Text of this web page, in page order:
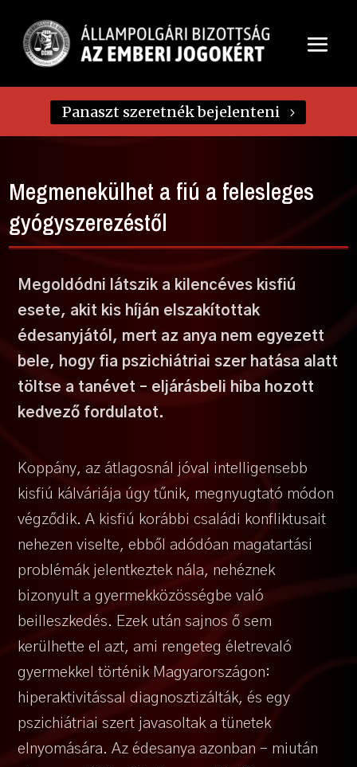
Panaszt szeretnék bejelenteni
Megmenekülhet a fiú a felesleges
gyógyszerezéstől
Megoldódni látszik a kilencéves kisfiú
esete, akit kis híján elszakítottak
édesanyjától, mert az anya nem egyezett
bele, hogy fia pszichiátriai szer hatása alatt
töltse a tanévet – eljárásbeli hiba hozott
kedvező fordulatot.
Koppány, az átlagosnál jóval intelligensebb
kisfiú kálváriája úgy tűnik, megnyugtató módon
végződik. A kisfiú korábbi családi konfliktusait
nehezen viselte, ebből adódóan magatartási
problémák jelentkeztek nála, nehéznek
bizonyult a gyermekközösségbe való
beilleszkedés. Ezek után sajnos ő sem
kerülhette el azt, ami rengeteg életrevaló
gyermekkel történik Magyarországon:
hiperaktivitással diagnosztizálták, és egy
pszichiátriai szert javasoltak a tünetek
elnyomására. Az édesanya azonban – miután